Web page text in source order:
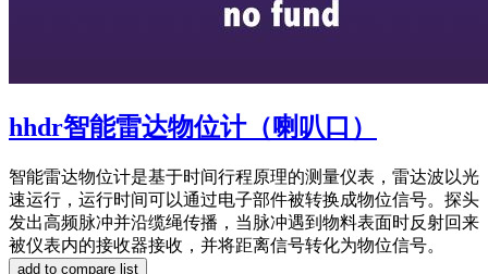
hhdr智能雷达物位计（喇叭口）
智能雷达物位计是基于时间行程原理的测量仪表，雷达波以光
速运行，运行时间可以通过电子部件被转换成物位信号。探头
发出高频脉冲并沿缆绳传播，当脉冲遇到物料表面时反射回来
被仪表内的接收器接收，并将距离信号转化为物位信号。